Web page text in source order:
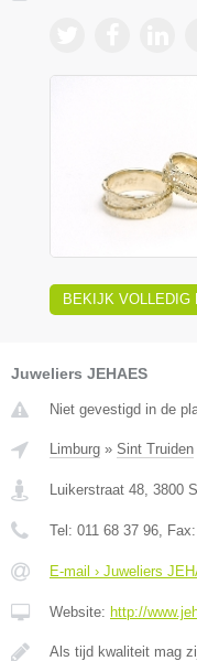
BEKIJK VOLLEDIG
Juweliers JEHAES
Niet gevestigd in de
Limburg » Sint Truiden
Luikerstraat 48, 3800
Tel: 011 68 37 96, Fax:
E-mail › Juweliers
Website: http://
Als tijd kwaliteit mag